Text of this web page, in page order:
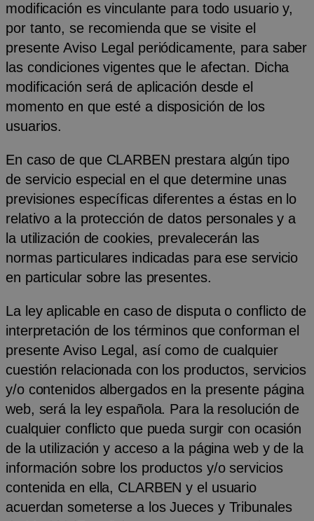
modificación es vinculante para todo usuario y,
por tanto, se recomienda que se visite el
presente Aviso Legal periódicamente, para saber
las condiciones vigentes que le afectan. Dicha
modificación será de aplicación desde el
momento en que esté a disposición de los
usuarios.
En caso de que CLARBEN prestara algún tipo
de servicio especial en el que determine unas
previsiones específicas diferentes a éstas en lo
relativo a la protección de datos personales y a
la utilización de cookies, prevalecerán las
normas particulares indicadas para ese servicio
en particular sobre las presentes.
La ley aplicable en caso de disputa o conflicto de
interpretación de los términos que conforman el
presente Aviso Legal, así como de cualquier
cuestión relacionada con los productos, servicios
y/o contenidos albergados en la presente página
web, será la ley española. Para la resolución de
cualquier conflicto que pueda surgir con ocasión
de la utilización y acceso a la página web y de la
información sobre los productos y/o servicios
contenida en ella, CLARBEN y el usuario
acuerdan someterse a los Jueces y Tribunales